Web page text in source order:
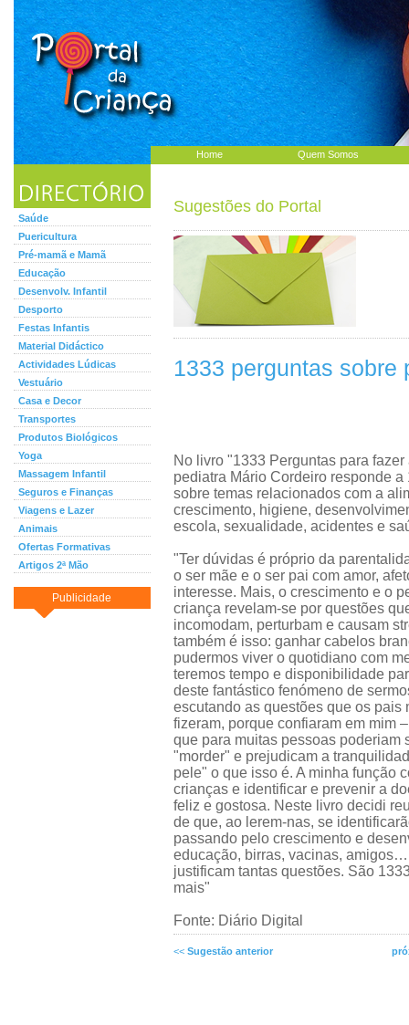
Home Quem Somos
Saúde
Puericultura
Pré-mamã e Mamã
Educação
Desenvolv. Infantil
Desporto
Festas Infantis
Material Didáctico
Actividades Lúdicas
Vestuário
Casa e Decor
Transportes
Produtos Biológicos
Yoga
Massagem Infantil
Seguros e Finanças
Viagens e Lazer
Animais
Ofertas Formativas
Artigos 2ª Mão
Publicidade
Sugestões do Portal
1333 perguntas sobre
No livro "1333 Perguntas para
pediatra Mário Cordeiro responde a
sobre temas relacionados com a
crescimento, higiene,
escola, sexualidade, acidentes e
"Ter dúvidas é próprio da
o ser mãe e o ser pai com amor,
interesse. Mais, o crescimento e o
criança revelam-se por questões
incomodam, perturbam e causam
também é isso: ganhar cabelos
pudermos viver o quotidiano com
teremos tempo e disponibilidade
deste fantástico fenómeno de
escutando as questões que os pais
fizeram, porque confiaram em mim
que para muitas pessoas poderiam
"morder" e prejudicam a
pele" o que isso é. A minha função
crianças e identificar e prevenir a
feliz e gostosa. Neste livro decidi
de que, ao lerem-nas, se
passando pelo crescimento e
educação, birras, vacinas,
justificam tantas questões. São
mais"
Fonte: Diário Digital
<< Sugestão anterior